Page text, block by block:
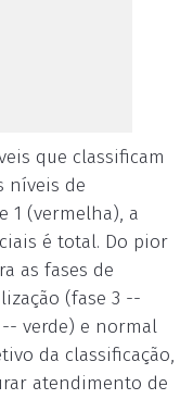
que classificam
níveis de
1 (vermelha), a
é total. Do pior
as fases de
(fase 3 --
verde) e normal
da classificação,
atendimento de